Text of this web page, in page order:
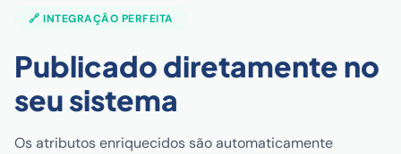
🔗 INTEGRAÇÃO PERFEITA
Publicado diretamente no
seu sistema
Os atributos enriquecidos são automaticamente